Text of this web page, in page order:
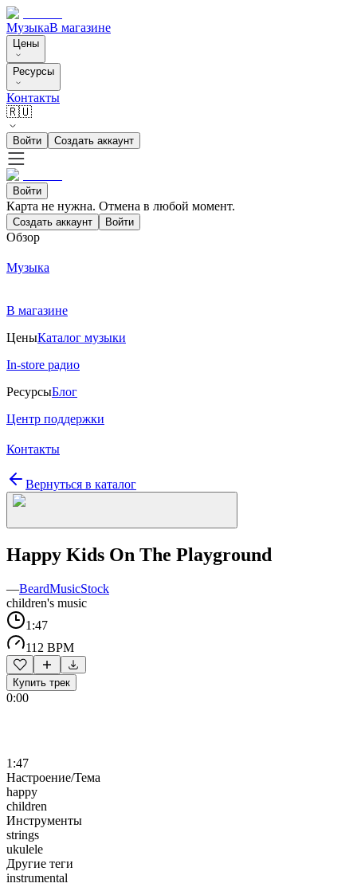
МузыкаВ магазине
Цены
Ресурсы
Контакты
🇷🇺
Войти Создать аккаунт
Войти
Карта не нужна. Отмена в любой момент.
Создать аккаунт Войти
Обзор
Музыка
В магазине
ЦеныКаталог музыки
In-store радио
РесурсыБлог
Центр поддержки
Контакты
Вернуться в каталог
Happy Kids On The Playground
—BeardMusicStock
children's music
1:47
112 BPM
Купить трек
0:00
1:47
Настроение/Тема
happy
children
Инструменты
strings
ukulele
Другие теги
instrumental